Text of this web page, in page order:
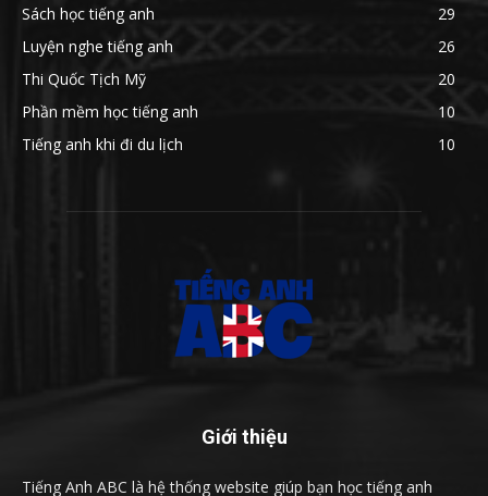
Sách học tiếng anh
29
Luyện nghe tiếng anh
26
Thi Quốc Tịch Mỹ
20
Phần mềm học tiếng anh
10
Tiếng anh khi đi du lịch
10
Giới thiệu
Tiếng Anh ABC là hệ thống website giúp bạn học tiếng anh